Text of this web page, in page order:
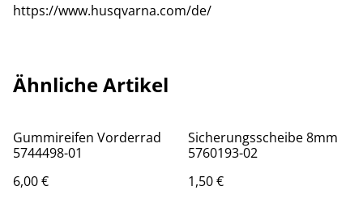
https://www.husqvarna.com/de/
Ähnliche Artikel
Gummireifen Vorderrad
5744498-01
6,00 €
Sicherungsscheibe 8mm
5760193-02
1,50 €